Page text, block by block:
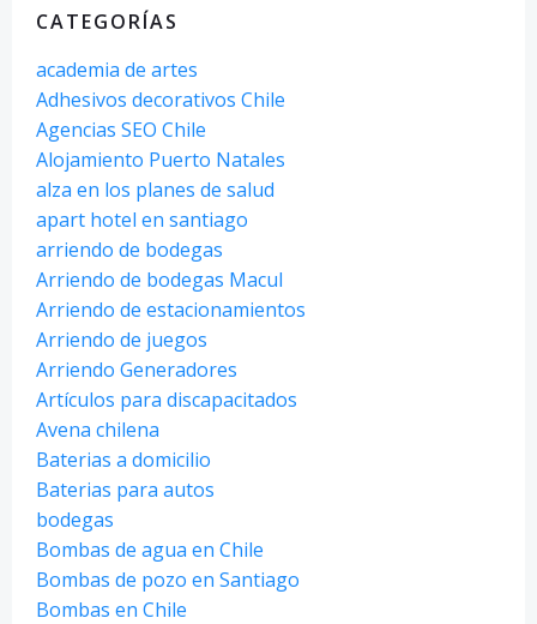
CATEGORÍAS
academia de artes
Adhesivos decorativos Chile
Agencias SEO Chile
Alojamiento Puerto Natales
alza en los planes de salud
apart hotel en santiago
arriendo de bodegas
Arriendo de bodegas Macul
Arriendo de estacionamientos
Arriendo de juegos
Arriendo Generadores
Artículos para discapacitados
Avena chilena
Baterias a domicilio
Baterias para autos
bodegas
Bombas de agua en Chile
Bombas de pozo en Santiago
Bombas en Chile